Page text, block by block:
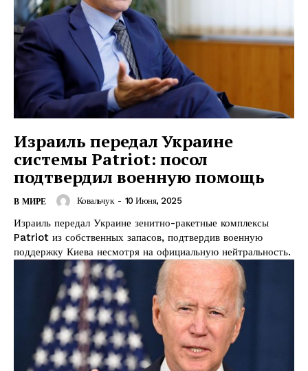
Израиль передал Украине
системы Patriot: посол
подтвердил военную помощь
В МИРЕ Ковальчук - 10 Июня, 2025
Израиль передал Украине зенитно-ракетные комплексы
Patriot из собственных запасов, подтвердив военную
поддержку Киева несмотря на официальную нейтральность.